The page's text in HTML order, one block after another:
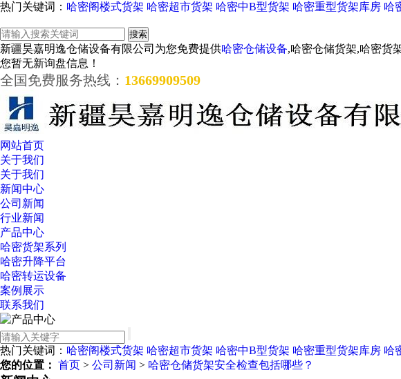
热门关键词： 哈密阁楼式货架 哈密超市货架 哈密中B型货架 哈密重型货架库房 哈
新疆昊嘉明逸仓储设备有限公司为您免费提供哈密仓储设备,哈密仓储货架,哈密货
您暂无新询盘信息！
全国免费服务热线： 13669909509
网站首页
关于我们
关于我们
新闻中心
公司新闻
行业新闻
产品中心
哈密货架系列
哈密升降平台
哈密转运设备
案例展示
联系我们
热门关键词： 哈密阁楼式货架 哈密超市货架 哈密中B型货架 哈密重型货架库房 哈
您的位置： 首页 > 公司新闻 > 哈密仓储货架安全检查包括哪些？